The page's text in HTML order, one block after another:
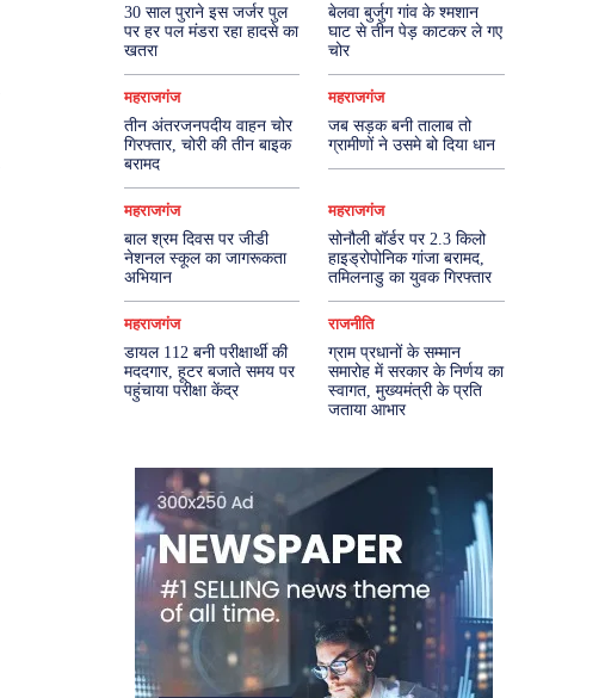
30 साल पुराने इस जर्जर पुल
पर हर पल मंडरा रहा हादसे का
खतरा
बेलवा बुर्जुग गांव के श्मशान
घाट से तीन पेड़ काटकर ले गए
चोर
महराजगंज
तीन अंतरजनपदीय वाहन चोर
गिरफ्तार, चोरी की तीन बाइक
बरामद
महराजगंज
जब सड़क बनी तालाब तो
ग्रामीणों ने उसमे बो दिया धान
महराजगंज
बाल श्रम दिवस पर जीडी
नेशनल स्कूल का जागरूकता
अभियान
महराजगंज
सोनौली बॉर्डर पर 2.3 किलो
हाइड्रोपोनिक गांजा बरामद,
तमिलनाडु का युवक गिरफ्तार
महराजगंज
डायल 112 बनी परीक्षार्थी की
मददगार, हूटर बजाते समय पर
पहुंचाया परीक्षा केंद्र
राजनीति
ग्राम प्रधानों के सम्मान
समारोह में सरकार के निर्णय का
स्वागत, मुख्यमंत्री के प्रति
जताया आभार